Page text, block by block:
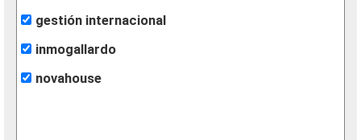
gestión internacional
inmogallardo
novahouse